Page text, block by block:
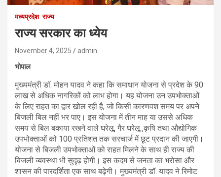
मध्यप्रदेश राज्य
राज्य सरकार का ध्येय
November 4, 2025 admin
भोपाल
मुख्यमंत्री डॉ. मोहन यादव ने कहा कि समाधान योजना से प्रदेश के 90
लाख से अधिक नागरिकों को लाभ होगा। यह योजना उन उपभोक्ताओं
के लिए राहत का द्वार खोल रही है, जो किसी कारणवश समय पर अपने
बिजली बिल नहीं भर पाए। इस योजना में तीन माह या उससे अधिक
समय से बिल बकाया रखने वाले घरेलू, गैर घरेलू ,कृषि तथा औद्योगिक
उपभोक्ताओं को 100 प्रतिशत तक सरचार्ज में छूट प्रदान की जाएगी।
योजना से बिजली उपभोक्ताओं को राहत मिलने के साथ ही राज्य की
बिजली व्यवस्था भी सुदृढ़ होगी। इस कदम से जनता का भरोसा और
शासन की पारदर्शिता एक साथ बढ़ेगी। मुख्यमंत्री डॉ. यादव ने रिमोट